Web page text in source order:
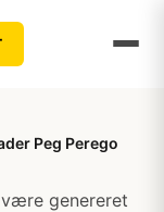
Peg Perego
genereret